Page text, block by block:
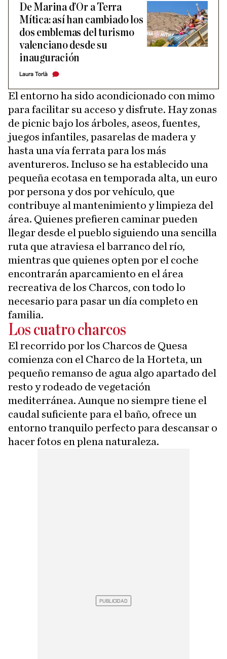
De Marina d’Or a Terra
Mítica: así han cambiado los
dos emblemas del turismo
valenciano desde su
inauguración
Laura Torlà
El entorno ha sido acondicionado con mimo
para facilitar su acceso y disfrute. Hay zonas
de picnic bajo los árboles, aseos, fuentes,
juegos infantiles, pasarelas de madera y
hasta una vía ferrata para los más
aventureros. Incluso se ha establecido una
pequeña ecotasa en temporada alta, un euro
por persona y dos por vehículo, que
contribuye al mantenimiento y limpieza del
área. Quienes prefieren caminar pueden
llegar desde el pueblo siguiendo una sencilla
ruta que atraviesa el barranco del río,
mientras que quienes opten por el coche
encontrarán aparcamiento en el área
recreativa de los Charcos, con todo lo
necesario para pasar un día completo en
familia.
Los cuatro charcos
El recorrido por los Charcos de Quesa
comienza con el Charco de la Horteta, un
pequeño remanso de agua algo apartado del
resto y rodeado de vegetación
mediterránea. Aunque no siempre tiene el
caudal suficiente para el baño, ofrece un
entorno tranquilo perfecto para descansar o
hacer fotos en plena naturaleza.